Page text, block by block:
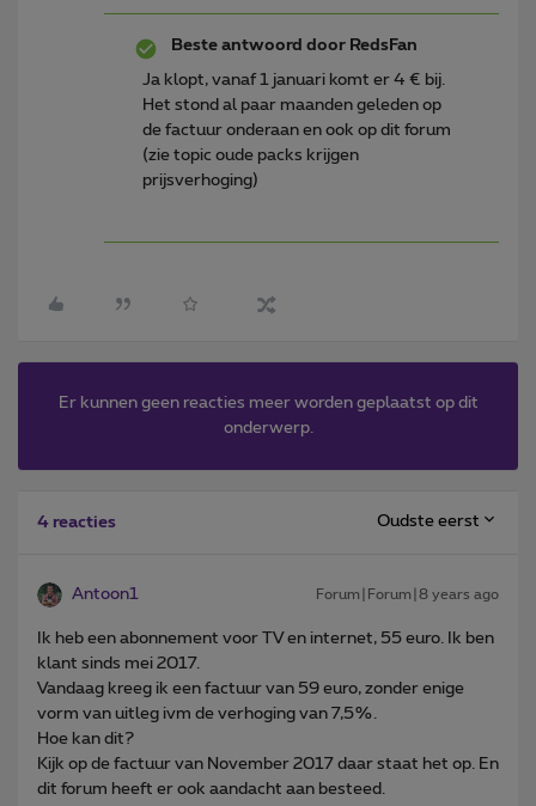
Beste antwoord door RedsFan
Ja klopt, vanaf 1 januari komt er 4 € bij.
Het stond al paar maanden geleden op
de factuur onderaan en ook op dit forum
(zie topic oude packs krijgen
prijsverhoging)
Er kunnen geen reacties meer worden geplaatst op dit
onderwerp.
4 reacties Oudste eerst
Antoon1 Forum|Forum|8 years ago
Ik heb een abonnement voor TV en internet, 55 euro. Ik ben
klant sinds mei 2017.
Vandaag kreeg ik een factuur van 59 euro, zonder enige
vorm van uitleg ivm de verhoging van 7,5%.
Hoe kan dit?
Kijk op de factuur van November 2017 daar staat het op. En
dit forum heeft er ook aandacht aan besteed.